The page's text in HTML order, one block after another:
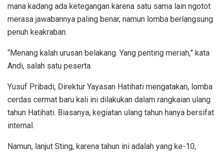
mana kadang ada ketegangan karena satu sama lain ngotot
merasa jawabannya paling benar, namun lomba berlangsung
penuh keakraban.
“Menang kalah urusan belakang. Yang penting meriah,” kata
Andi, salah satu peserta.
Yusuf Pribadi, Direktur Yayasan Hatihati mengatakan, lomba
cerdas cermat baru kali ini dilakukan dalam rangkaian ulang
tahun Hatihati. Biasanya, kegiatan ulang tahun hanya bersifat
internal.
Namun, lanjut Sting, karena tahun ini adalah yang ke-10,